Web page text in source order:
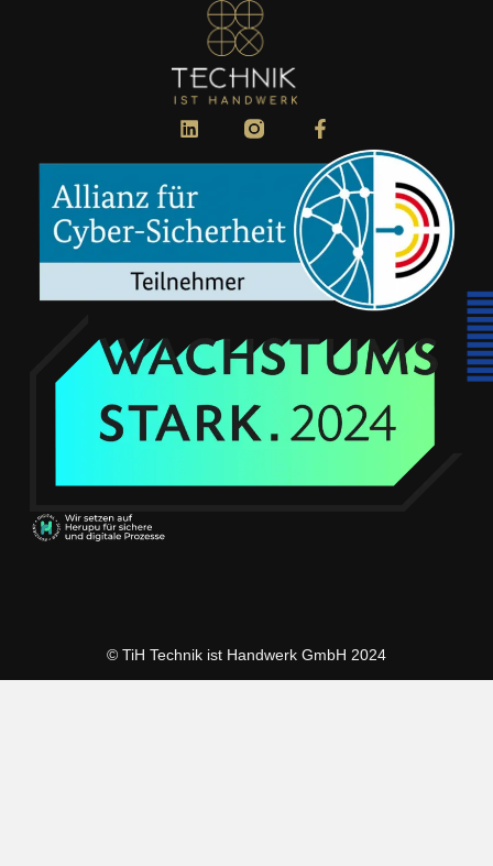
© TiH Technik ist Handwerk GmbH 2024